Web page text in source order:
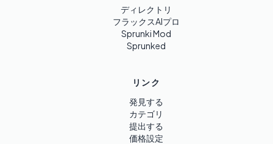
ディレクトリ
フラックスAIプロ
Sprunki Mod
Sprunked
リンク
発見する
カテゴリ
提出する
価格設定